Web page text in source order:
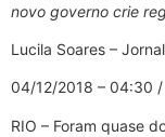
novo governo crie
Lucila Soares –
04/12/2018 – 04:30
RIO – Foram quase